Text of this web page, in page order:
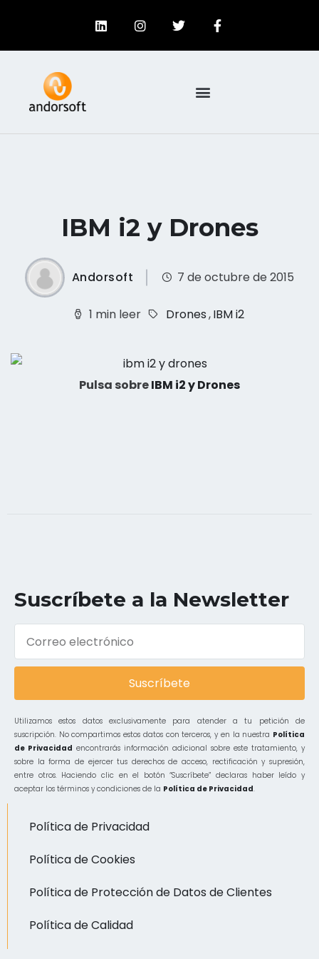
IBM i2 y Drones
Andorsoft 7 de octubre de 2015
1 min leer Drones,IBM i2
Pulsa sobreIBM i2 y Drones
Suscríbete a la Newsletter
Suscríbete
Utilizamos estos datos exclusivamente para atender a tu petición de
suscripción. No compartimos estos datos con terceros, y en la nuestra Política
de Privacidad encontrarás información adicional sobre este tratamiento, y
sobre la forma de ejercer tus derechos de acceso, rectificación y supresión,
entre otros. Haciendo clic en el botón “Suscríbete” declaras haber leído y
aceptar los términos y condiciones de la Política de Privacidad.
Política de Privacidad
Política de Cookies
Política de Protección de Datos de Clientes
Política de Calidad